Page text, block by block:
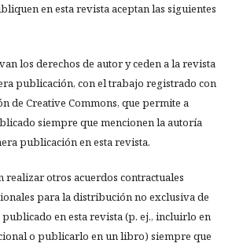
en esta revista aceptan las siguientes
los derechos de autor y ceden a la revista
publicación, con el trabajo registrado con
de Creative Commons, que permite a
siempre que mencionen la autoría
publicación en esta revista.
realizar otros acuerdos contractuales
para la distribución no exclusiva de
en esta revista (p. ej., incluirlo en
o publicarlo en un libro) siempre que